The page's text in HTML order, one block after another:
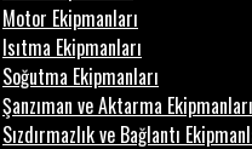
Motor Ekipmanları
Isıtma Ekipmanları
Soğutma Ekipmanları
Şanzıman ve Aktarma Ekipmanları
Sızdırmazlık ve Bağlantı